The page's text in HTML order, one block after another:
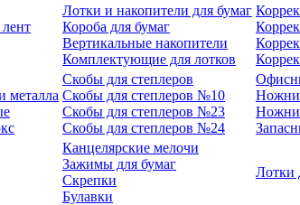
Лотки и накопители для бумаг
Короба для бумаг
Вертикальные накопители
Комплектующие для лотков
металла
Скобы для степлеров
Скобы для степлеров №10
Скобы для степлеров №23
Скобы для степлеров №24
Канцелярские мелочи
Зажимы для бумаг
Скрепки
Булавки
Лотки